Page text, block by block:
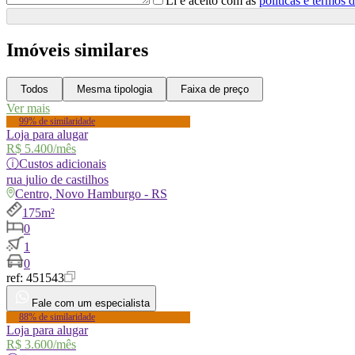
Imóveis similares
Todos Mesma tipologia Faixa de preço
Ver mais
99% de similaridade
Loja para alugar
R$ 5.400/mês
ⓘCustos adicionais
rua julio de castilhos
Centro, Novo Hamburgo - RS
175m²
0
1
0
ref: 451543
Fale com um especialista
88% de similaridade
Loja para alugar
R$ 3.600/mês